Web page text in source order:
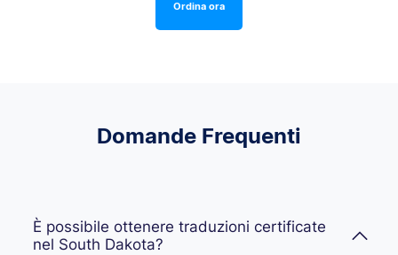
Ordina ora
Domande Frequenti
È possibile ottenere traduzioni certificate
nel South Dakota?